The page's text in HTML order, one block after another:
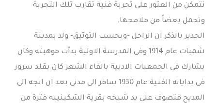
نتمكن من العثور على تجربة فنية تقارب تلك التجربة
وتحمل بعضاً من ملامحها.
الجدير بالذكر ان الراحل -وبحسب التوثيق- ولد بمدينة
شمبات عام 1914 وفى المدرسة الاولية بدأت موهبته وكان
يشارك فى الجمعيات الادبية بالقاء الشعر كان يقلد سرور
فى بداياته الفنية عام 1930 سافر الى مدنى بعد ان اتجه الى
المديح فتصوف على يد شيخه بقرية الشكينيبه فترة من